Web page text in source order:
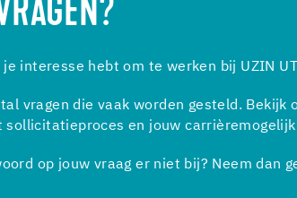
interesse hebt om te werken bij UZIN
vragen die vaak worden gesteld.
sollicitatieproces en jouw
op jouw vraag er niet bij? Neem dan